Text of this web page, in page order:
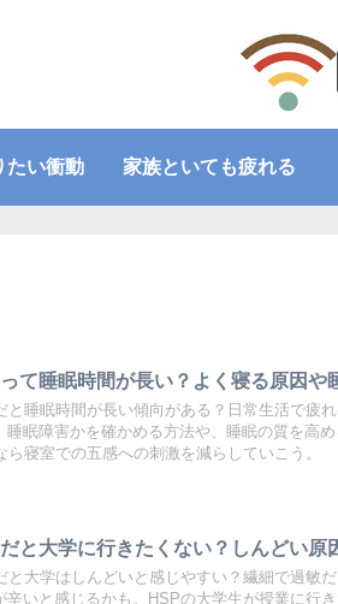
たい衝動 家族といても疲れる
て睡眠時間が長い？よく寝る原因や
と睡眠時間が長い傾向がある？日常生活で疲
睡眠障害かを確かめる方法や、睡眠の質を高
ら寝室での五感への刺激を減らしていこう。
と大学に行きたくない？しんどい原
と大学はしんどいと感じやすい？繊細で過敏
辛いと感じるかも。HSPの大学生が授業に行